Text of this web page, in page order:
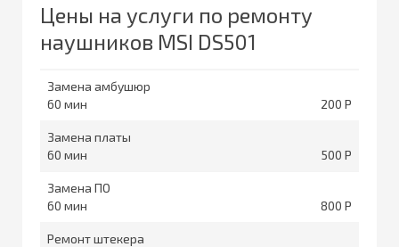
Цены на услуги по ремонту
наушников MSI DS501
Замена амбушюр
60
200
Замена платы
60
500
Замена ПО
60
800
Ремонт штекера